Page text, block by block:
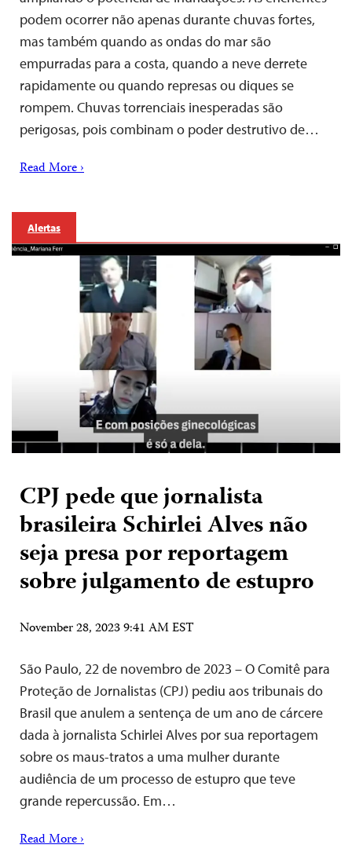
podem ocorrer não apenas durante chuvas fortes,
mas também quando as ondas do mar são
empurradas para a costa, quando a neve derrete
rapidamente ou quando represas ou diques se
rompem. Chuvas torrenciais inesperadas são
perigosas, pois combinam o poder destrutivo de…
Read More ›
Alertas
CPJ pede que jornalista
brasileira Schirlei Alves não
seja presa por reportagem
sobre julgamento de estupro
November 28, 2023 9:41 AM EST
São Paulo, 22 de novembro de 2023 – O Comitê para
Proteção de Jornalistas (CPJ) pediu aos tribunais do
Brasil que anulem a sentença de um ano de cárcere
dada à jornalista Schirlei Alves por sua reportagem
sobre os maus-tratos a uma mulher durante
audiência de um processo de estupro que teve
grande repercussão. Em…
Read More ›